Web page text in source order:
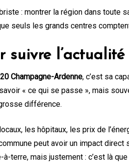
: montrer la région dans toute
seuls les grands centres
suivre
Champagne-Ardenne, c’est sa
« ce qui se passe », mais
différence.
les hôpitaux, les prix de
peut avoir un impact direct
terre, mais justement : c’est là